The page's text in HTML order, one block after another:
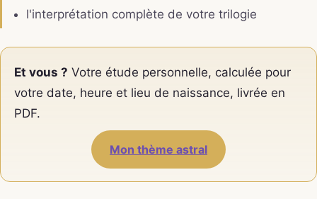
l'interprétation complète de votre trilogie
Et vous ? Votre étude personnelle, calculée pour
votre date, heure et lieu de naissance, livrée en
PDF.
Mon thème astral